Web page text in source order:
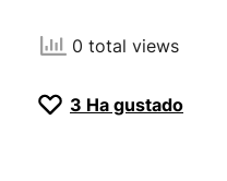
0 total views
3 Ha gustado